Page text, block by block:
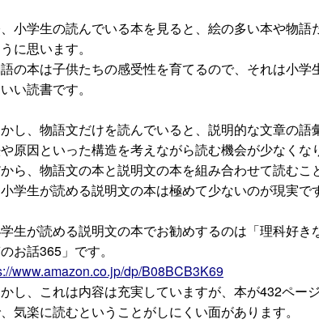
小学生の読んでいる本を見ると、絵の多い本や物語
に思います。
の本は子供たちの感受性を育てるので、それは小学
い読書です。
し、物語文だけを読んでいると、説明的な文章の語
原因といった構造を考えながら読む機会が少なくな
ら、物語文の本と説明文の本を組み合わせて読むこ
学生が読める説明文の本は極めて少ないのが現実で
生が読める説明文の本でお勧めするのは「理科好き
お話365」です。
www.amazon.co.jp/dp/B08BCB3K69
し、これは内容は充実していますが、本が432ペー
気楽に読むということがしにくい面があります。